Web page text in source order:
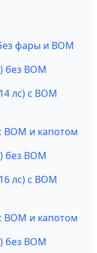
фары и ВОМ
без ВОМ
лс) с ВОМ
ВОМ и капотом
без ВОМ
лс) с ВОМ
ВОМ и капотом
без ВОМ